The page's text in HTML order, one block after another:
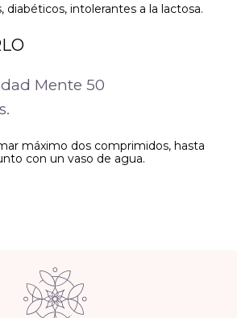
diabéticos, intolerantes a la lactosa.
Mente 50
máximo dos comprimidos, hasta
con un vaso de agua.